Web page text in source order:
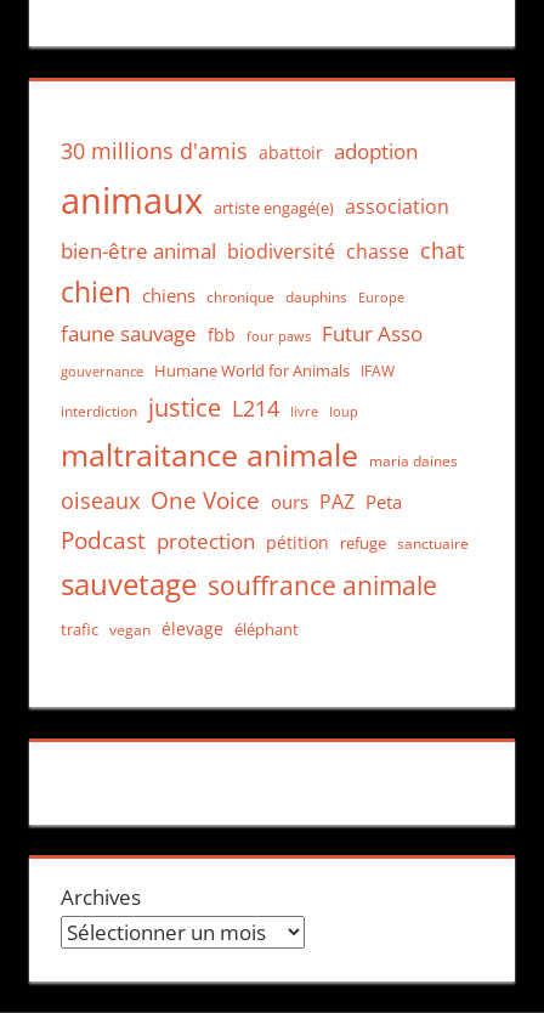
30 millions d'amis abattoir adoption
animaux artiste engagé(e) association
bien-être animal biodiversité chasse chat
chien chiens chronique dauphins Europe
faune sauvage fbb four paws Futur Asso
gouvernance Humane World for Animals IFAW
interdiction justice L214 livre loup
maltraitance animale maria daines
oiseaux One Voice ours PAZ Peta
Podcast protection pétition refuge sanctuaire
sauvetage souffrance animale
trafic vegan élevage éléphant
Archives